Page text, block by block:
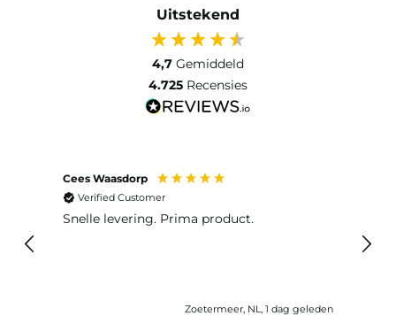
Uitstekend
4,7 Gemiddeld
4.725 Recensies
Cees Waasdorp
Verified Customer
Snelle levering. Prima product.
Zoetermeer, NL, 1 dag geleden
lang